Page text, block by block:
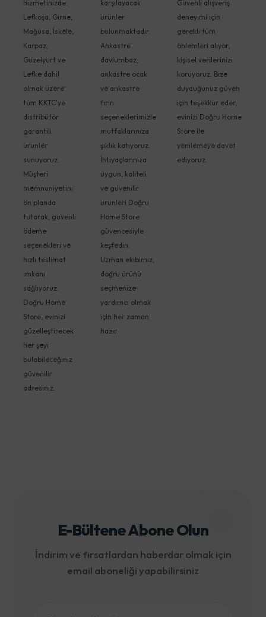
hizmetinizde.
Lefkoşa, Girne,
Mağusa, İskele,
Karpaz,
Güzelyurt ve
Lefke dahil
olmak üzere
tüm KKTC'ye
distribütör
garantili
ürünler
sunuyoruz.
Müşteri
memnuniyetini
ön planda
tutarak, güvenli
ödeme
seçenekleri ve
hızlı teslimat
imkanı
sağlıyoruz.
Doğru Home
Store, evinizi
güzelleştirecek
her şeyi
bulabileceğiniz
güvenilir
adresiniz.
karşılayacak
ürünler
bulunmaktadır.
Ankastre
davlumbaz,
ankastre ocak
ve ankastre
fırın
seçeneklerimizle
mutfaklarınıza
şıklık katıyoruz.
İhtiyaçlarınıza
uygun, kaliteli
ve güvenilir
ürünleri Doğru
Home Store
güvencesiyle
keşfedin.
Uzman ekibimiz,
doğru ürünü
seçmenize
yardımcı olmak
için her zaman
hazır.
Güvenli alışveriş
deneyimi için
gerekli tüm
önlemleri alıyor,
kişisel verilerinizi
koruyoruz. Bize
duyduğunuz güven
için teşekkür eder,
evinizi Doğru Home
Store ile
yenilemeye davet
ediyoruz.
E-Bültene Abone Olun
İndirim ve fırsatlardan haberdar olmak için
email aboneliği yapabilirsiniz